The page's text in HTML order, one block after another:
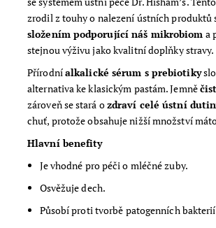
zrodil z touhy o nalezení ústních produktů
složením podporující náš mikrobiom a
stejnou výživu jako kvalitní doplňky stravy.
Přírodníalkalické sérum s prebiotiky
alternativa ke klasickým pastám. Jemně
zároveň se stará ozdraví celé ústní
chuť, protože obsahuje nižší množství
Hlavní benefity
Je vhodné pro péči o mléčné zuby.
Osvěžuje dech.
Působí proti tvorbě patogenních